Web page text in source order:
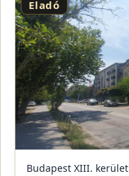
Eladó
Budapest XIII. kerület